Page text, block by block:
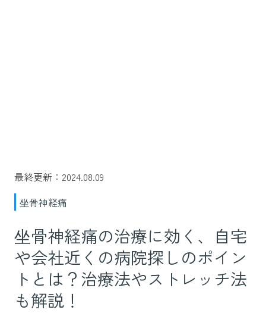
最終更新：2024.08.09
坐骨神経痛
坐骨神経痛の治療に効く、自宅
や会社近くの病院探しのポイン
トとは？治療法やストレッチ法
も解説！